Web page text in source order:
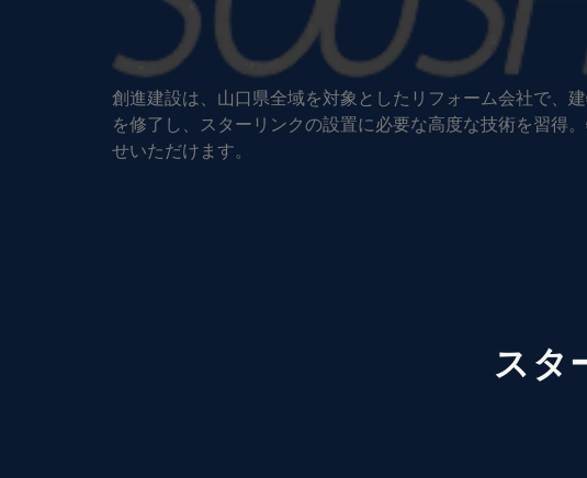
創進建設は、山口県全域を対象としたリフォーム会社で、
を修了し、スターリンクの設置に必要な高度な技術を習得
せいただけます。
スタ